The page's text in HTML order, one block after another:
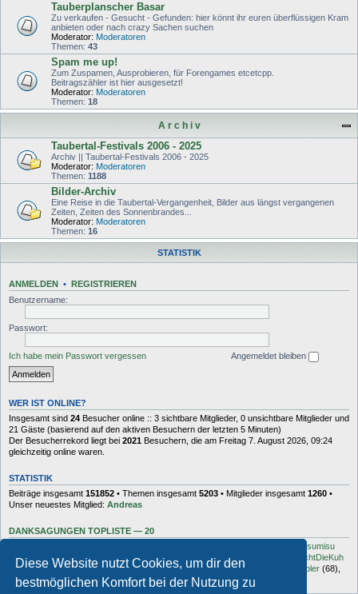
Diese Website nutzt Cookies, um dir den
bestmöglichen Komfort bei der Nutzung zu
Tauberplanscher Basar
Zu verkaufen - Gesucht - Gefunden: hier könnt ihr euren überflüssigen Kram
anbieten oder nach crazy Sachen suchen
Moderator: Moderatoren
Themen: 43
Spam me up!
Zum Zuspamen, Ausprobieren, für Forengames etcetcpp.
Beitragszähler ist hier ausgesetzt!
Moderator: Moderatoren
Themen: 18
A r c h i v
Taubertal-Festivals 2006 - 2025
Archiv || Taubertal-Festivals 2006 - 2025
Moderator: Moderatoren
Themen: 1188
Bilder-Archiv
Eine Reise in die Taubertal-Vergangenheit, Bilder aus längst vergangenen
Zeiten, Zeiten des Sonnenbrandes...
Moderator: Moderatoren
Themen: 16
STATISTIK
ANMELDEN • REGISTRIEREN
Benutzername:
Passwort:
Ich habe mein Passwort vergessen Angemeldet bleiben
WER IST ONLINE?
Insgesamt sind 24 Besucher online :: 3 sichtbare Mitglieder, 0 unsichtbare Mitglieder und
21 Gäste (basierend auf den aktiven Besuchern der letzten 5 Minuten)
Der Besucherrekord liegt bei 2021 Besuchern, die am Freitag 7. August 2026, 09:24
gleichzeitig online waren.
STATISTIK
Beiträge insgesamt 151852 • Themen insgesamt 5203 • Mitglieder insgesamt 1260 •
Unser neuestes Mitglied: Andreas
DANKSAGUNGEN TOPLISTE — 20
sumisu
(125),
Elton (125), Charles_Robotnik (124), markus.whatever
MuhMachtDieKuh
(94),Pommes(91),rulaman(80),Hooge(77),Öröc(71),zokker000 vfbler (68),
Janaldo(65),unkow(65),häxe(56),DocBrown(56)